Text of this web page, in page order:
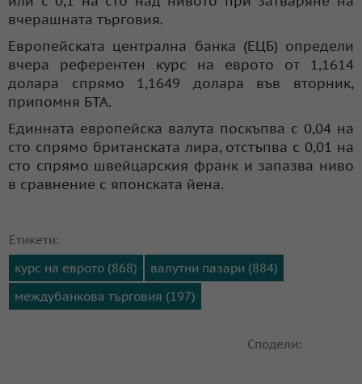
вчерашната търговия.
Европейската централна банка (ЕЦБ) определи
вчера референтен курс на еврото от 1,1614
долара спрямо 1,1649 долара във вторник,
припомня БТА.
Единната европейска валута поскъпва с 0,04 на
сто спрямо британската лира, отстъпва с 0,01 на
сто спрямо швейцарския франк и запазва ниво
в сравнение с японската йена.
Етикети:
курс на еврото (868)
валутни пазари (884)
междубанкова търговия (197)
Сподели: